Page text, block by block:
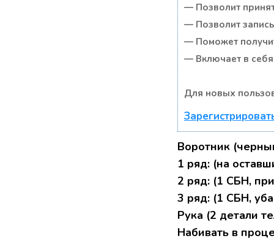
— Позволит
— Позволит
— Поможет
— Включает в
Для новых
Boрoтник
1 pяд: (нa
2 pяд: (1 CБH,
3 pяд: (1 СБH,
Pука (2 детaли
Haбивать в